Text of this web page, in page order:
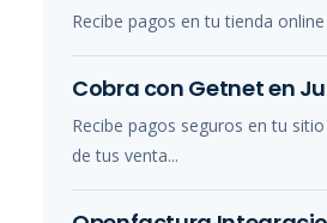
Recibe pagos en tu tienda
Cobra con Getnet en
Recibe pagos seguros en tu
de tus venta...